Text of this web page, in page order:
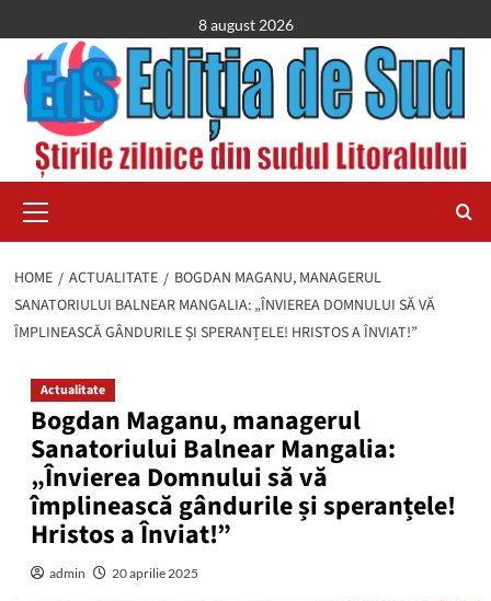
to
content
8 august 2026
Menu
HOME ACTUALITATE
BOGDAN MAGANU, MANAGERUL
SANATORIULUI BALNEAR MANGALIA: „ÎNVIEREA DOMNULUI SĂ VĂ
ÎMPLINEASCĂ GÂNDURILE ȘI SPERANȚELE! HRISTOS A ÎNVIAT!”
Actualitate
Bogdan Maganu, managerul
Sanatoriului Balnear Mangalia:
„Învierea Domnului să vă
împlinească gândurile și speranțele!
Hristos a Înviat!”
admin 20 aprilie 2025